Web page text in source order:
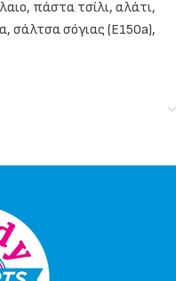
πάστα τσίλι, αλάτι,
σάλτσα σόγιας (E150a),